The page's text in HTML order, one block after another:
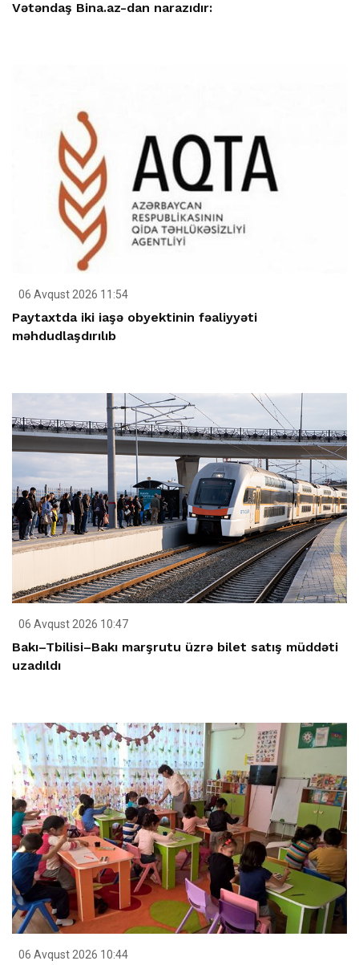
Vətəndaş Bina.az-dan narazıdır:
06 Avqust 2026 11:54
Paytaxtda iki iaşə obyektinin fəaliyyəti
məhdudlaşdırılıb
06 Avqust 2026 10:47
Bakı–Tbilisi–Bakı marşrutu üzrə bilet satış müddəti
uzadıldı
06 Avqust 2026 10:44